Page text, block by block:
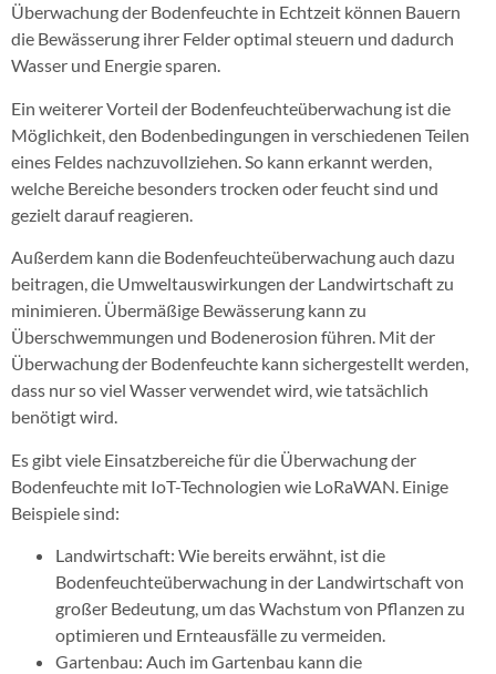
Überwachung der Bodenfeuchte in Echtzeit können Bauern
die Bewässerung ihrer Felder optimal steuern und dadurch
Wasser und Energie sparen.
Ein weiterer Vorteil der Bodenfeuchteüberwachung ist die
Möglichkeit, den Bodenbedingungen in verschiedenen Teilen
eines Feldes nachzuvollziehen. So kann erkannt werden,
welche Bereiche besonders trocken oder feucht sind und
gezielt darauf reagieren.
Außerdem kann die Bodenfeuchteüberwachung auch dazu
beitragen, die Umweltauswirkungen der Landwirtschaft zu
minimieren. Übermäßige Bewässerung kann zu
Überschwemmungen und Bodenerosion führen. Mit der
Überwachung der Bodenfeuchte kann sichergestellt werden,
dass nur so viel Wasser verwendet wird, wie tatsächlich
benötigt wird.
Es gibt viele Einsatzbereiche für die Überwachung der
Bodenfeuchte mit IoT-Technologien wie LoRaWAN. Einige
Beispiele sind:
Landwirtschaft: Wie bereits erwähnt, ist die
Bodenfeuchteüberwachung in der Landwirtschaft von
großer Bedeutung, um das Wachstum von Pflanzen zu
optimieren und Ernteausfälle zu vermeiden.
Gartenbau: Auch im Gartenbau kann die